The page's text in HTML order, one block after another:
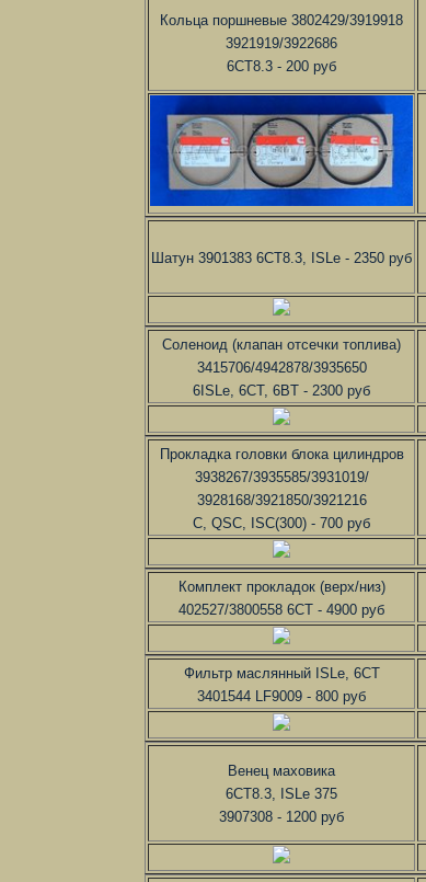
Кольца поршневые 3802429/3919918
3921919/3922686
6CT8.3 - 200 руб
Шатун 3901383 6СТ8.3, ISLe - 2350 руб
Соленоид (клапан отсечки топлива)
3415706/4942878/3935650
6ISLe, 6CT, 6BT - 2300 руб
Прокладка головки блока цилиндров
3938267/3935585/3931019/
3928168/3921850/3921216
C, QSC, ISC(300) - 700 руб
Комплект прокладок (верх/низ)
402527/3800558 6CT - 4900 руб
Фильтр маслянный ISLe, 6CT
3401544 LF9009 - 800 руб
Венец маховика
6CT8.3, ISLe 375
3907308 - 1200 руб